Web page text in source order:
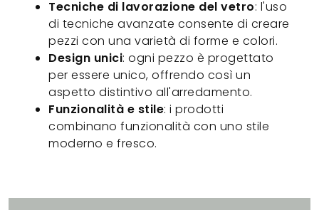
Tecniche di lavorazione del vetro: l'uso
di tecniche avanzate consente di creare
pezzi con una varietà di forme e colori.
Design unici: ogni pezzo è progettato
per essere unico, offrendo così un
aspetto distintivo all'arredamento.
Funzionalità e stile: i prodotti
combinano funzionalità con uno stile
moderno e fresco.